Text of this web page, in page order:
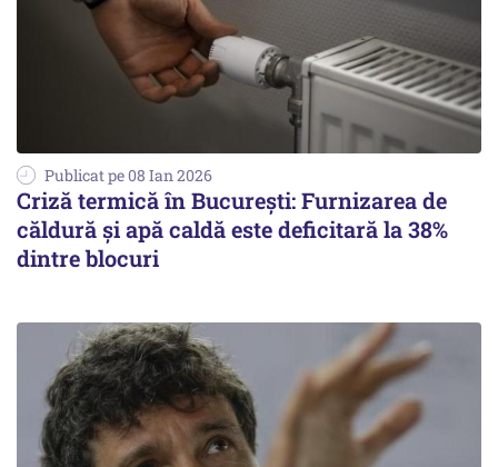
Publicat pe 08 Ian 2026
Criză termică în București: Furnizarea de
căldură și apă caldă este deficitară la 38%
dintre blocuri